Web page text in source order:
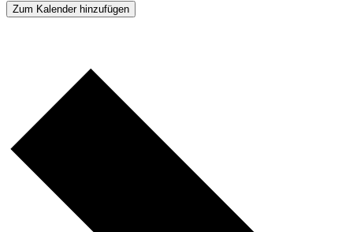
Zum Kalender hinzufügen